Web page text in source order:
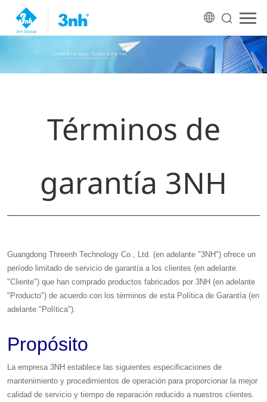
Términos de
garantía 3NH
Guangdong Threenh Technology Co., Ltd. (en adelante "3NH") ofrece un
período limitado de servicio de garantía a los clientes (en adelante
"Cliente") que han comprado productos fabricados por 3NH (en adelante
"Producto") de acuerdo con los términos de esta Política de Garantía (en
adelante "Política").
Propósito
La empresa 3NH establece las siguientes especificaciones de
mantenimiento y procedimientos de operación para proporcionar la mejor
calidad de servicio y tiempo de reparación reducido a nuestros clientes.